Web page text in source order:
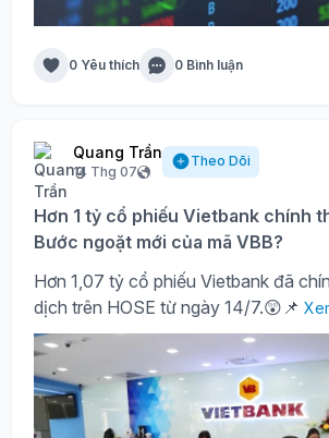
0 Yêu thích 0 Bình luận
Quang Trần
14 Thg 07
Theo Dõi
Hơn 1 tỷ cổ phiếu Vietbank chính
Bước ngoặt mới của mã VBB?
Hơn 1,07 tỷ cổ phiếu Vietbank đã
dịch trên HOSE từ ngày 14/7.😲📌